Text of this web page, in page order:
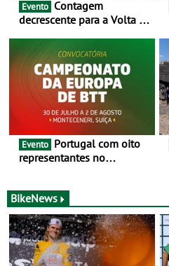
Evento
decrescente para a Volta a
as 17 equipas de 2026
Evento
representantes no
de agosto, em
Monteceneri, na Suíça
BikeNews